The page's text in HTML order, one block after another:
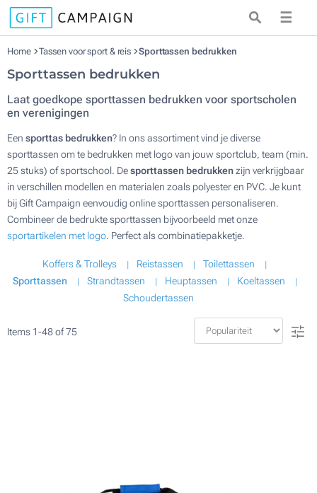
☰
Home Tassen voor sport & reis Sporttassen bedrukken
Sporttassen bedrukken
Laat goedkope sporttassen bedrukken voor sportscholen
en verenigingen
Een sporttas bedrukken? In ons assortiment vind je diverse
sporttassen om te bedrukken met logo van jouw sportclub, team (min.
25 stuks) of sportschool. Desporttassen bedrukkenzijn verkrijgbaar
in verschillen modellen en materialen zoals polyester en PVC. Je kunt
bij Gift Campaign eenvoudig online sporttassen personaliseren.
Combineer de bedrukte sporttassen bijvoorbeeld met onze
sportartikelen met logo. Perfect als combinatiepakketje.
Koffers & Trolleys Reistassen
Toilettassen
Sporttassen
Strandtassen Heuptassen
Koeltassen
Schoudertassen
Items 1-48of75